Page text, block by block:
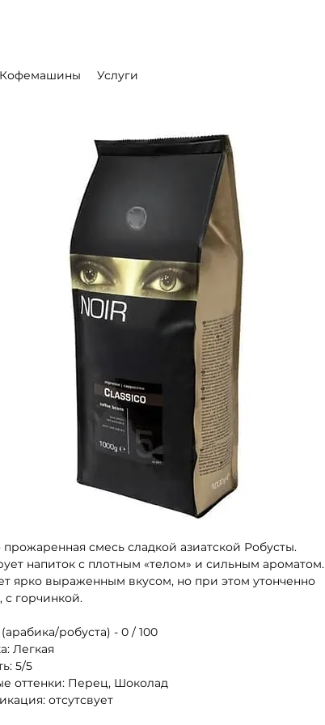
Кофемашины Услуги
смесь сладкой азиатской Робусты.
напиток с плотным «телом» и сильным ароматом.
ярко выраженным вкусом, но при этом утонченно
горчинкой.
робуста) - 0 / 100
Легкая
5/5
оттенки: Перец, Шоколад
отсутсвует